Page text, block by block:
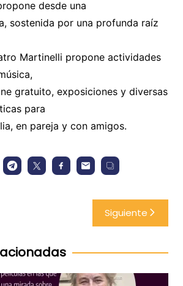
desde una
sostenida por una profunda raíz
Martinelli propone actividades
gratuito, exposiciones y diversas
para
en pareja y con amigos.
Siguiente